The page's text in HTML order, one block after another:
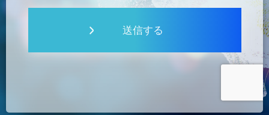
送信する